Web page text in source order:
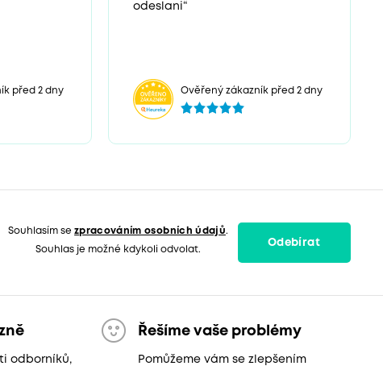
před 2 dny
odeslani“
Ověřený zákazník před 2 dny
Souhlasím sezpracováním osobních údajů.
Souhlas je možné kdykoli odvolat.
Odebírat
odborníků,
Řešíme vaše problémy
Pomůžeme vám se zlepšením